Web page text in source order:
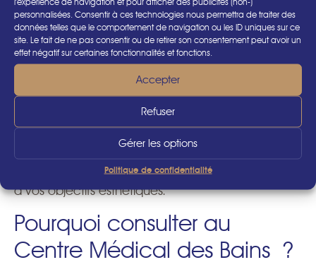
personnalisées. Consentir à ces technologies nous permettra de traiter des
données telles que le comportement de navigation ou les ID uniques sur ce
site. Le fait de ne pas consentir ou de retirer son consentement peut avoir un
effet négatif sur certaines fonctionnalités et fonctions.
Accepter
Refuser
Gérer les options
Politique de confidentialité
toléré, mais il est contre-indiqué dans certains cas
:
Grossesse ou allaitement
Maladies auto-immunes ou troubles de la
coagulation
Infections cutanées actives
évaluation médicale préalable
indispensable afin de définir un protocole adapté
à vos besoins spécifiques, à votre type de peau et
à vos objectifs esthétiques.
Pourquoi consulter au
Centre Médical des Bains ?